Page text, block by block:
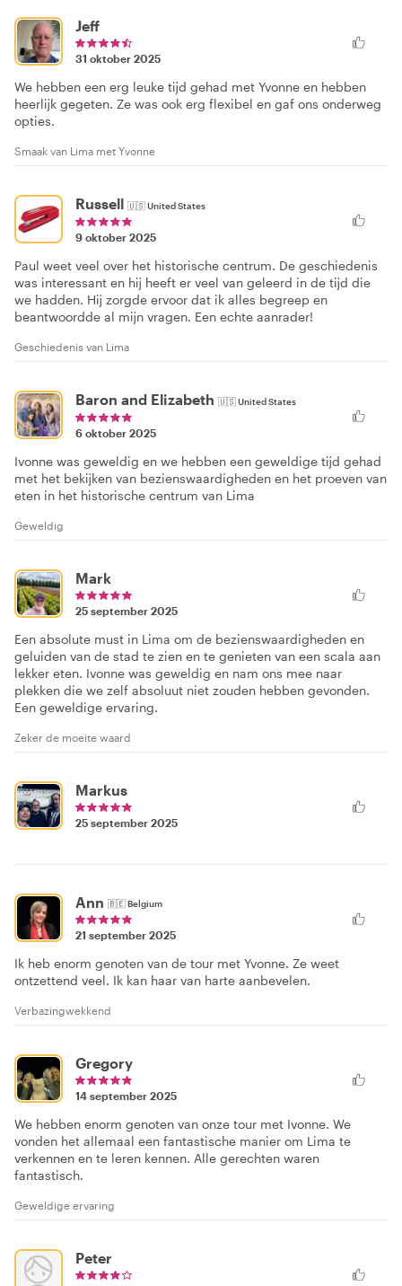
Jeff
31 oktober 2025
We hebben een erg leuke tijd gehad met Yvonne en hebben
heerlijk gegeten. Ze was ook erg flexibel en gaf ons onderweg
opties.
Smaak van Lima met Yvonne
Russell 🇺🇸United States
9 oktober 2025
Paul weet veel over het historische centrum. De geschiedenis
was interessant en hij heeft er veel van geleerd in de tijd die
we hadden. Hij zorgde ervoor dat ik alles begreep en
beantwoordde al mijn vragen. Een echte aanrader!
Geschiedenis van Lima
Baron and Elizabeth 🇺🇸United States
6 oktober 2025
Ivonne was geweldig en we hebben een geweldige tijd gehad
met het bekijken van bezienswaardigheden en het proeven van
eten in het historische centrum van Lima
Geweldig
Mark
25 september 2025
Een absolute must in Lima om de bezienswaardigheden en
geluiden van de stad te zien en te genieten van een scala aan
lekker eten. Ivonne was geweldig en nam ons mee naar
plekken die we zelf absoluut niet zouden hebben gevonden.
Een geweldige ervaring.
Zeker de moeite waard
Markus
25 september 2025
Ann 🇧🇪Belgium
21 september 2025
Ik heb enorm genoten van de tour met Yvonne. Ze weet
ontzettend veel. Ik kan haar van harte aanbevelen.
Verbazingwekkend
Gregory
14 september 2025
We hebben enorm genoten van onze tour met Ivonne. We
vonden het allemaal een fantastische manier om Lima te
verkennen en te leren kennen. Alle gerechten waren
fantastisch.
Geweldige ervaring
Peter